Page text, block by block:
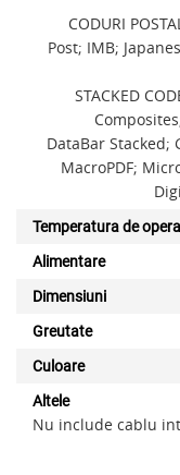
CODURI
Post; IMB;
STACKED
DataBar Stacked;
MacroPDF;
Temperatura de
Alimentare
Dimensiuni
Greutate
Culoare
Altele
Nu include cablu